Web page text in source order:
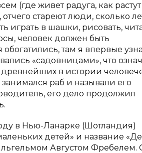
(где живет радуга, как растут
стареют люди, сколько
играть в шашки, рисовать,
человек должен быть
там я впервые
«садовницами», что
в истории
раб и называли его
его дело продолжил
в Нью-Ланарке (Шотландия)
детей» и название
Августом Фребелем.